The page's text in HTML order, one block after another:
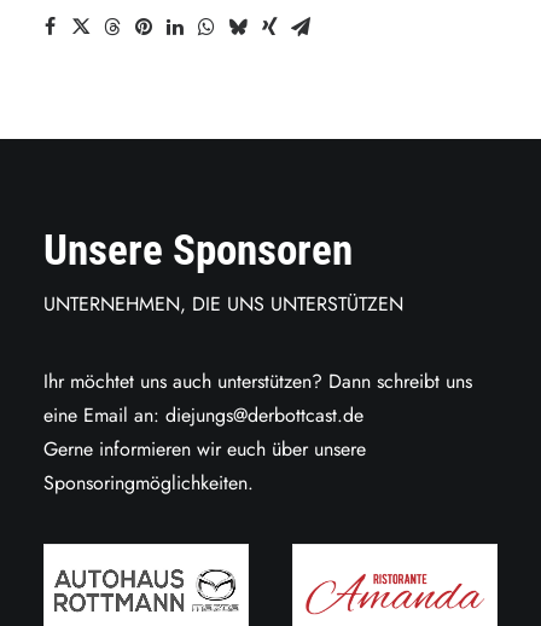
Unsere Sponsoren
UNTERNEHMEN, DIE UNS UNTERSTÜTZEN
Ihr möchtet uns auch unterstützen? Dann schreibt uns
eine Email an: diejungs@derbottcast.de
Gerne informieren wir euch über unsere
Sponsoringmöglichkeiten.